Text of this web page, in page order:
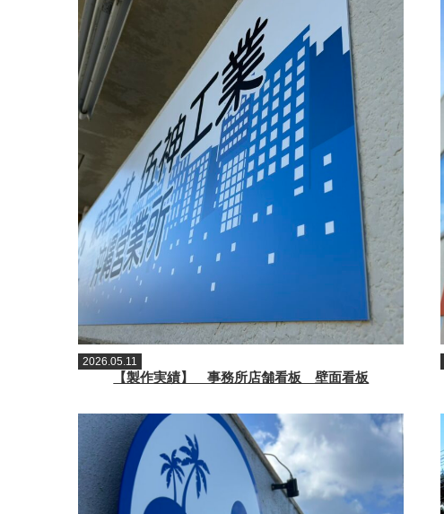
2026.05.11
【製作実績】 事務所店舗看板 壁面看板